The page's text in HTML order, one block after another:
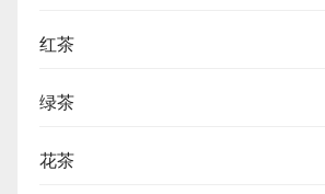
红茶
绿茶
花茶